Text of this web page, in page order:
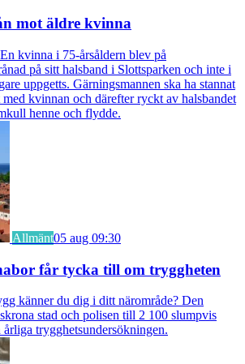
mot äldre kvinna
kvinna i 75-årsåldern blev på
på sitt halsband i Slottsparken och inte i
uppgetts. Gärningsmannen ska ha stannat
kvinnan och därefter ryckt av halsbandet
henne och flydde.
Allmänt05 aug 09:30
får tycka till om tryggheten
känner du dig i ditt närområde? Den
stad och polisen till 2 100 slumpvis
trygghetsundersökningen.